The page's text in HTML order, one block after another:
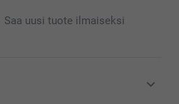
Saa uusi tuote ilmaiseksi